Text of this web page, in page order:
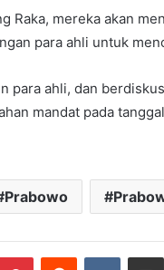
Raka, mereka akan
para ahli untuk
para ahli, dan
mandat pada
Prabowo
PinterestReddit